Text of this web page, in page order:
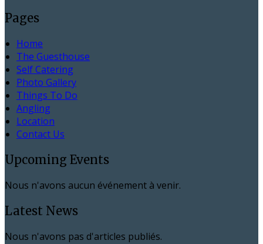
Pages
Home
The Guesthouse
Self Catering
Photo Gallery
Things To Do
Angling
Location
Contact Us
Upcoming Events
Nous n'avons aucun événement à venir.
Latest News
Nous n'avons pas d'articles publiés.